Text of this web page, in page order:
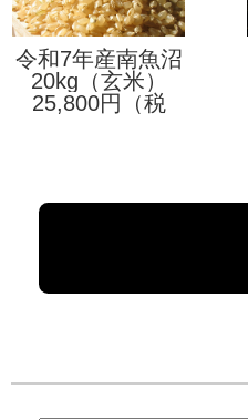
令和7年産南魚沼
産コシヒカリ厳
選米
20kg（玄米）
25,800円（税